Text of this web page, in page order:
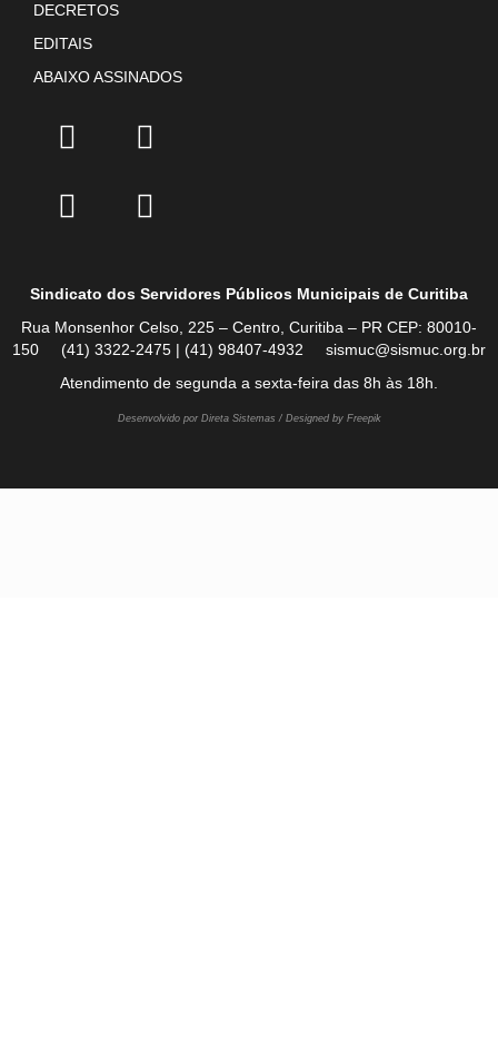
DECRETOS
EDITAIS
ABAIXO ASSINADOS
Sindicato dos Servidores Públicos Municipais de Curitiba
Rua Monsenhor Celso, 225 – Centro, Curitiba – PR CEP: 80010-
150 (41) 3322-2475 | (41) 98407-4932 sismuc@sismuc.org.br
Atendimento de segunda a sexta-feira das 8h às 18h.
Desenvolvido por Direta Sistemas / Designed by Freepik